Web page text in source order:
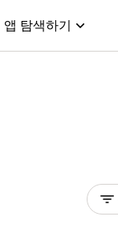
앱 탐색하기